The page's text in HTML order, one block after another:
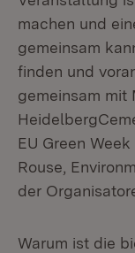
machen und
gemeinsam
finden und
gemeinsam mit
EU Green
Rouse,
der
Warum ist die